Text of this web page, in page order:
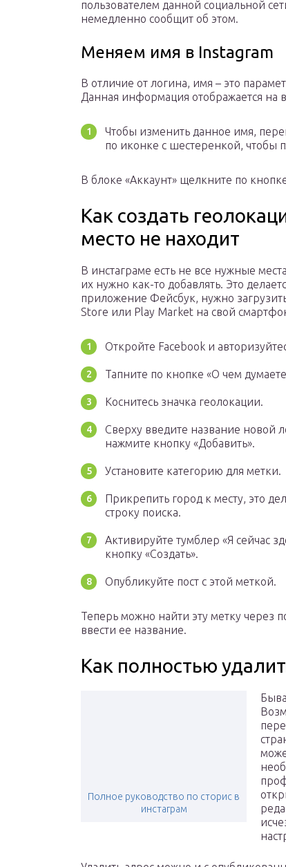
пользователем данной социальной
немедленно сообщит об этом.
Меняем имя в Instagram
В отличие от логина, имя – это
Данная информация отображается на
Чтобы изменить данное имя,
по иконке с шестеренкой, чтобы
В блоке «Аккаунт» щелкните по
Как создать
место не находит
В инстаграме есть не все нужные
их нужно как-то добавлять. Это
приложение Фейсбук, нужно
Store или Play Market на свой
Откройте Facebook и
Тапните по кнопке «О чем
Коснитесь значка геолокации.
Сверху введите название новой
нажмите кнопку «Добавить».
Установите категорию для метки.
Прикрепить город к месту, это
строку поиска.
Активируйте тумблер «Я сейчас
кнопку «Создать».
Опубликуйте пост с этой меткой.
Теперь можно найти эту метку через
ввести ее название.
Как полностью
Полное руководство по сторис в
инстаграм